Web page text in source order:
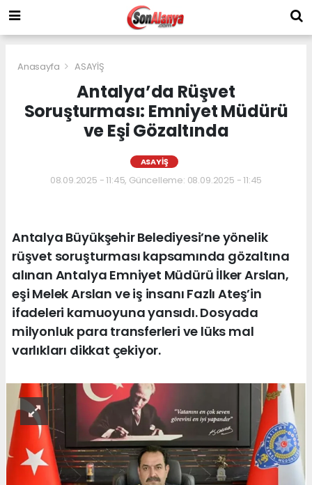
Anasayfa ASAYİŞ
Antalya’da Rüşvet
Soruşturması: Emniyet Müdürü
ve Eşi Gözaltında
ASAYİŞ
08.09.2025 - 11:45, Güncelleme: 08.09.2025 - 11:45
Antalya Büyükşehir Belediyesi’ne yönelik
rüşvet soruşturması kapsamında gözaltına
alınan Antalya Emniyet Müdürü İlker Arslan,
eşi Melek Arslan ve iş insanı Fazlı Ateş’in
ifadeleri kamuoyuna yansıdı. Dosyada
milyonluk para transferleri ve lüks mal
varlıkları dikkat çekiyor.